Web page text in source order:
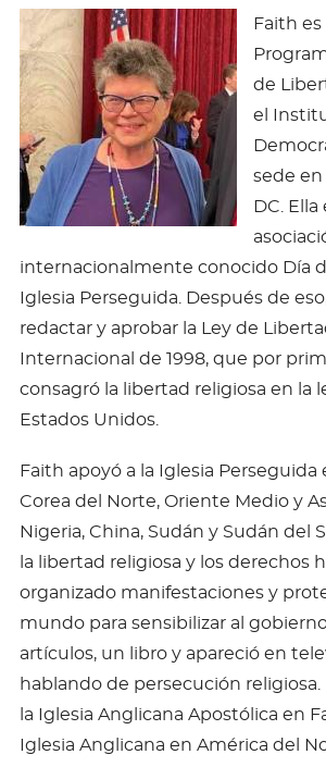
Faith
de
el
sede
DC.
internacionalmente conocido Día
Iglesia Perseguida. Después de
redactar y aprobar la Ley de
Internacional de 1998, que por
consagró la libertad religiosa en la
Estados Unidos.
Faith apoyó a la Iglesia Perseguida
Corea del Norte, Oriente Medio y
Nigeria, China, Sudán y Sudán del
la libertad religiosa y los derechos
organizado manifestaciones y
mundo para sensibilizar al
artículos, un libro y apareció en
hablando de persecución
la Iglesia Anglicana Apostólica en
Iglesia Anglicana en América del